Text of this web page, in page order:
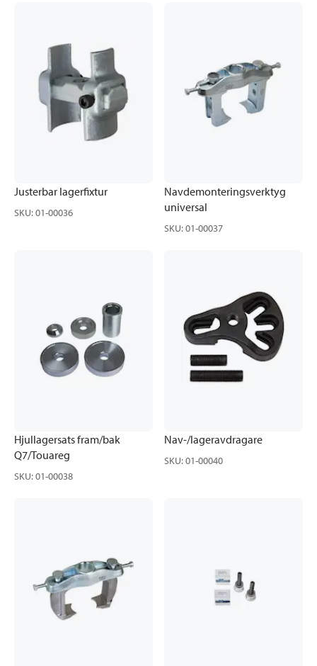
Justerbar lagerfixtur
SKU:01-00036
Navdemonteringsverktyg
universal
SKU:01-00037
Hjullagersats fram/bak
Q7/Touareg
SKU:01-00038
Nav-/lageravdragare
SKU:01-00040